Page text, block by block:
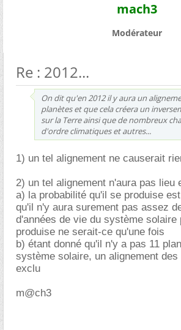
mach3
Modérateur
Re : 2012...
On dit qu'en 2012 il y aura un
planètes et que cela créera un
sur la Terre ainsi que de nombreux
d'ordre climatiques et autres...
1) un tel alignement ne causerait
2) un tel alignement n'aura pas lieu
a) la probabilité qu'il se produise
qu'il n'y aura surement pas assez
d'années de vie du système solaire
produise ne serait-ce qu'une fois
b) étant donné qu'il n'y a pas 11
système solaire, un alignement des
exclu
m@ch3